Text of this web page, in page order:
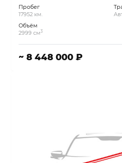
Пробег
17952 км.
Объём
2999 см3
~ 8 448 000 ₽